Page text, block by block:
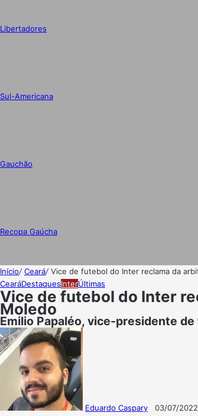
Libertadores
Sul-Americana
Gauchão
Recopa Gaúcha
Início/Ceará/Vice de futebol do Inter reclama da
CearáDestaquesInterÚltimas
Vice de futebol do Inter
Moledo
Emilio Papaléo, vice-presidente
Eduardo Caspary 03/07/